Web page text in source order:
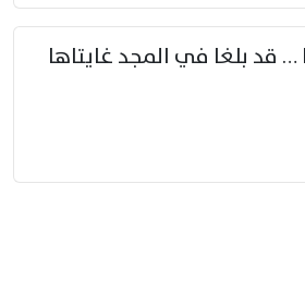
… قد بلغا في المجد غايتاها